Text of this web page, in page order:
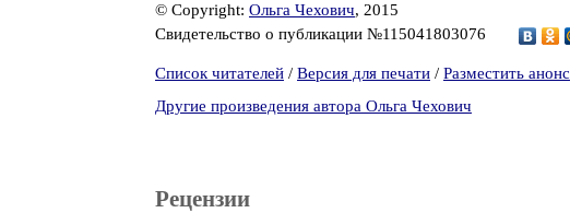
© Copyright: Ольга Чехович, 2015
Свидетельство о публикации №115041803076
Список читателей / Версия для печати / Разместить анонс
Другие произведения автора Ольга Чехович
Рецензии